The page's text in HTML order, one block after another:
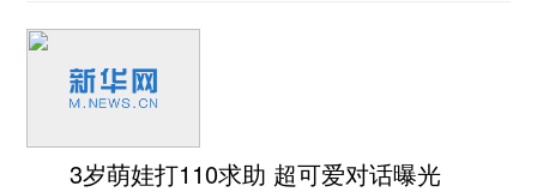
3岁萌娃打110求助 超可爱对话曝光